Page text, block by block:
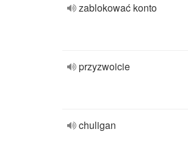
zablokować konto
przyzwoicie
chuligan